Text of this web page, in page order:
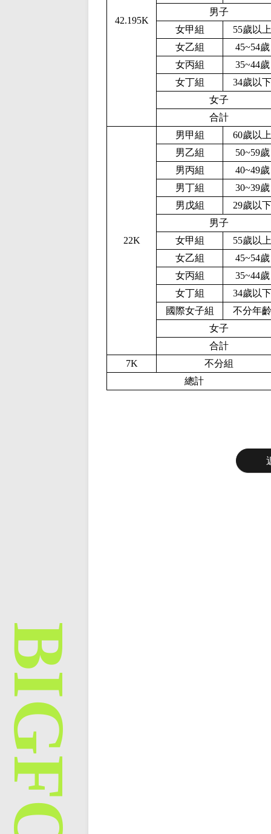
42.195K
男子
女甲組
55歲以上
女乙組
45~54歲
女丙組
35~44歲
女丁組
34歲以下
女子
合計
22K
男甲組
60歲以上
男乙組
50~59歲
男丙組
40~49歲
男丁組
30~39歲
男戊組
29歲以下
男子
女甲組
55歲以上
女乙組
45~54歲
女丙組
35~44歲
女丁組
34歲以下
國際女子組
不分年齡
女子
合計
7K
不分組
總計